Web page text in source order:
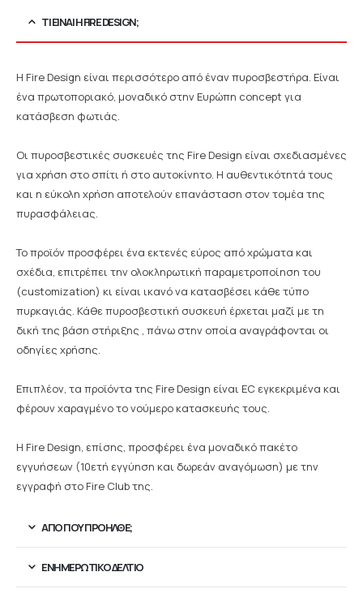
ΤΙ ΕΊΝΑΙ Η FIRE DESIGN;
Η Fire Design είναι περισσότερο από έναν πυροσβεστήρα. Είναι
ένα πρωτοποριακό, μοναδικό στην Ευρώπη concept για
κατάσβεση φωτιάς.
Οι πυροσβεστικές συσκευές της Fire Design είναι σχεδιασμένες
για χρήση στο σπίτι ή στο αυτοκίνητο. Η αυθεντικότητά τους
και η εύκολη χρήση αποτελούν επανάσταση στον τομέα της
πυρασφάλειας.
Το προϊόν προσφέρει ένα εκτενές εύρος από χρώματα και
σχέδια, επιτρέπει την ολοκληρωτική παραμετροποίηση του
(customization) κι είναι ικανό να κατασβέσει κάθε τύπο
πυρκαγιάς. Κάθε πυροσβεστική συσκευή έρχεται μαζί με τη
δική της βάση στήριξης , πάνω στην οποία αναγράφονται οι
οδηγίες χρήσης.
Επιπλέον, τα προϊόντα της Fire Design είναι EC εγκεκριμένα και
φέρουν χαραγμένο το νούμερο κατασκευής τους.
Η Fire Design, επίσης, προσφέρει ένα μοναδικό πακέτο
εγγυήσεων (10ετή εγγύηση και δωρεάν αναγόμωση) με την
εγγραφή στο Fire Club της.
ΑΠΟ ΠΟΥ ΠΡΟΉΛΘΕ;
ΕΝΗΜΕΡΩΤΙΚΌ ΔΕΛΤΊΟ